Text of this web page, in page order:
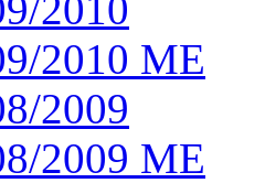
2010 ME
2009
2009 ME